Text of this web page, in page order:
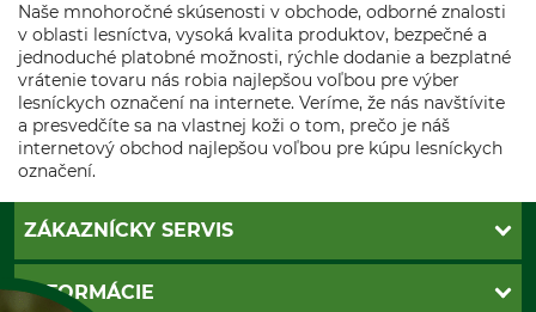
Naše mnohoročné skúsenosti v obchode, odborné znalosti
v oblasti lesníctva, vysoká kvalita produktov, bezpečné a
jednoduché platobné možnosti, rýchle dodanie a bezplatné
vrátenie tovaru nás robia najlepšou voľbou pre výber
lesníckych označení na internete. Veríme, že nás navštívite
a presvedčíte sa na vlastnej koži o tom, prečo je náš
internetový obchod najlepšou voľbou pre kúpu lesníckych
označení.
ZÁKAZNÍCKY SERVIS
Kontakt
INFORMÁCIE